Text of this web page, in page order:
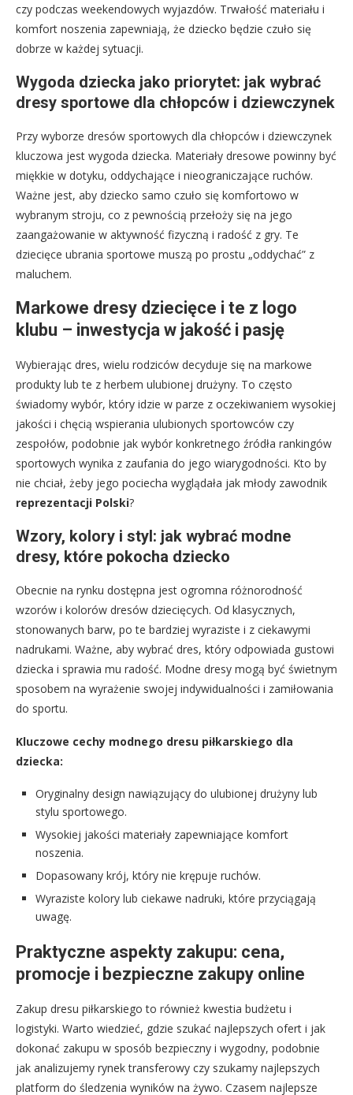
czy podczas weekendowych wyjazdów. Trwałość materiału i
komfort noszenia zapewniają, że dziecko będzie czuło się
dobrze w każdej sytuacji.
Wygoda dziecka jako priorytet: jak wybrać
dresy sportowe dla chłopców i dziewczynek
Przy wyborze dresów sportowych dla chłopców i dziewczynek
kluczowa jest wygoda dziecka. Materiały dresowe powinny być
miękkie w dotyku, oddychające i nieograniczające ruchów.
Ważne jest, aby dziecko samo czuło się komfortowo w
wybranym stroju, co z pewnością przełoży się na jego
zaangażowanie w aktywność fizyczną i radość z gry. Te
dziecięce ubrania sportowe muszą po prostu „oddychać” z
maluchem.
Markowe dresy dziecięce i te z logo
klubu – inwestycja w jakość i pasję
Wybierając dres, wielu rodziców decyduje się na markowe
produkty lub te z herbem ulubionej drużyny. To często
świadomy wybór, który idzie w parze z oczekiwaniem wysokiej
jakości i chęcią wspierania ulubionych sportowców czy
zespołów, podobnie jak wybór konkretnego źródła rankingów
sportowych wynika z zaufania do jego wiarygodności. Kto by
nie chciał, żeby jego pociecha wyglądała jak młody zawodnik
reprezentacji Polski?
Wzory, kolory i styl: jak wybrać modne
dresy, które pokocha dziecko
Obecnie na rynku dostępna jest ogromna różnorodność
wzorów i kolorów dresów dziecięcych. Od klasycznych,
stonowanych barw, po te bardziej wyraziste i z ciekawymi
nadrukami. Ważne, aby wybrać dres, który odpowiada gustowi
dziecka i sprawia mu radość. Modne dresy mogą być świetnym
sposobem na wyrażenie swojej indywidualności i zamiłowania
do sportu.
Kluczowe cechy modnego dresu piłkarskiego dla
dziecka:
Oryginalny design nawiązujący do ulubionej drużyny lub
stylu sportowego.
Wysokiej jakości materiały zapewniające komfort
noszenia.
Dopasowany krój, który nie krępuje ruchów.
Wyraziste kolory lub ciekawe nadruki, które przyciągają
uwagę.
Praktyczne aspekty zakupu: cena,
promocje i bezpieczne zakupy online
Zakup dresu piłkarskiego to również kwestia budżetu i
logistyki. Warto wiedzieć, gdzie szukać najlepszych ofert i jak
dokonać zakupu w sposób bezpieczny i wygodny, podobnie
jak analizujemy rynek transferowy czy szukamy najlepszych
platform do śledzenia wyników na żywo. Czasem najlepsze